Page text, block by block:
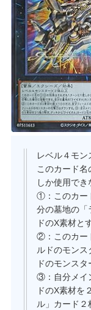
レベル４モン
このカード
しか使用でき
①：このカー
分の墓地の「
ドのX素材と
②：このカー
ルドのモン
ドのモンスタ
③：自分メイ
ドのX素材を
ル」カード